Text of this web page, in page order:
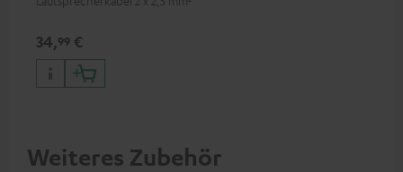
34,99 €
Weiteres Zubehör